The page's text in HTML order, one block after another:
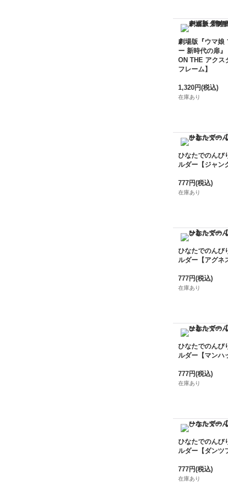
劇場版『ウマ娘
ー 新時代の扉』
ON THE アクス
フレーム】
1,320円(税込)
在庫あり
ひなたでのんび
ルダー【ジャン
777円(税込)
在庫あり
ひなたでのんび
ルダー【アグネ
777円(税込)
在庫あり
ひなたでのんび
ルダー【マンハ
777円(税込)
在庫あり
ひなたでのんび
ルダー【ダンツ
777円(税込)
在庫あり